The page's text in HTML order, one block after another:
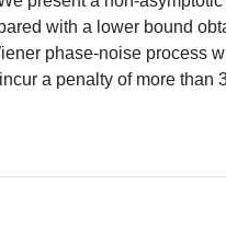
with a lower bound
phase-noise process
a penalty of more than